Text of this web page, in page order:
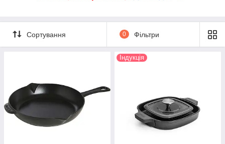
Сортування 0 Фільтри
Індукція